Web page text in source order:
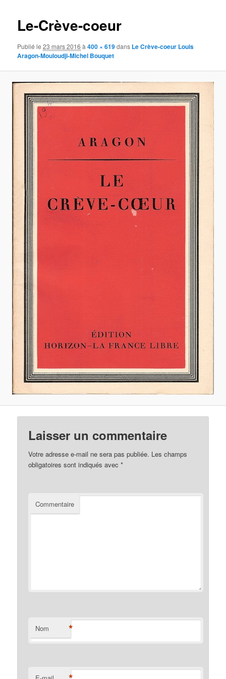
Le-Crève-coeur
Publié le23 mars 2016 à400 × 619dans Le Crève-coeur Louis
Aragon-Mouloudji-Michel Bouquet
Laisser un commentaire
Votre adresse e-mail ne sera pas publiée. Les champs
obligatoires sont indiqués avec*
Commentaire
Nom *